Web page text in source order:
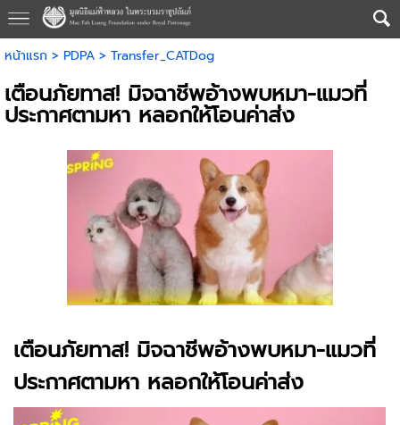
หน้าแรก > PDPA> Transfer_CATDog
เตือนภัยทาส! มิจฉาชีพอ้างพบหมา-แมวที่
ประกาศตามหา หลอกให้โอนค่าส่ง
เตือนภัยทาส! มิจฉาชีพอ้างพบหมา-แมวที่
ประกาศตามหา หลอกให้โอนค่าส่ง